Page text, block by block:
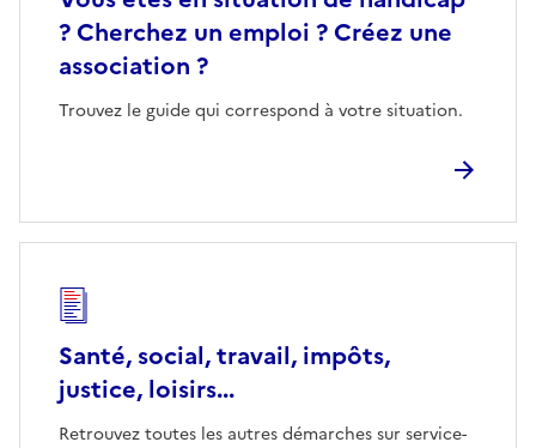
? Cherchez un emploi ? Créez une
association ?
Trouvez le guide qui correspond à votre situation.
Santé, social, travail, impôts,
justice, loisirs...
Retrouvez toutes les autres démarches sur service-